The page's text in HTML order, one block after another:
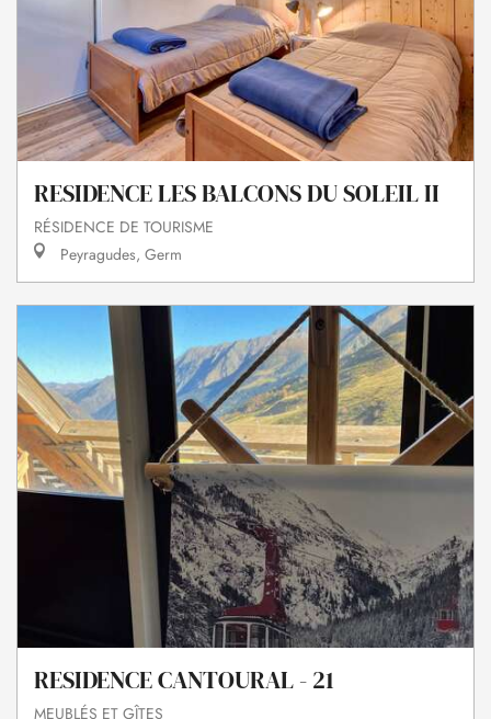
RESIDENCE LES BALCONS DU SOLEIL II
RÉSIDENCE DE TOURISME
Peyragudes, Germ
RESIDENCE CANTOURAL - 21
MEUBLÉS ET GÎTES